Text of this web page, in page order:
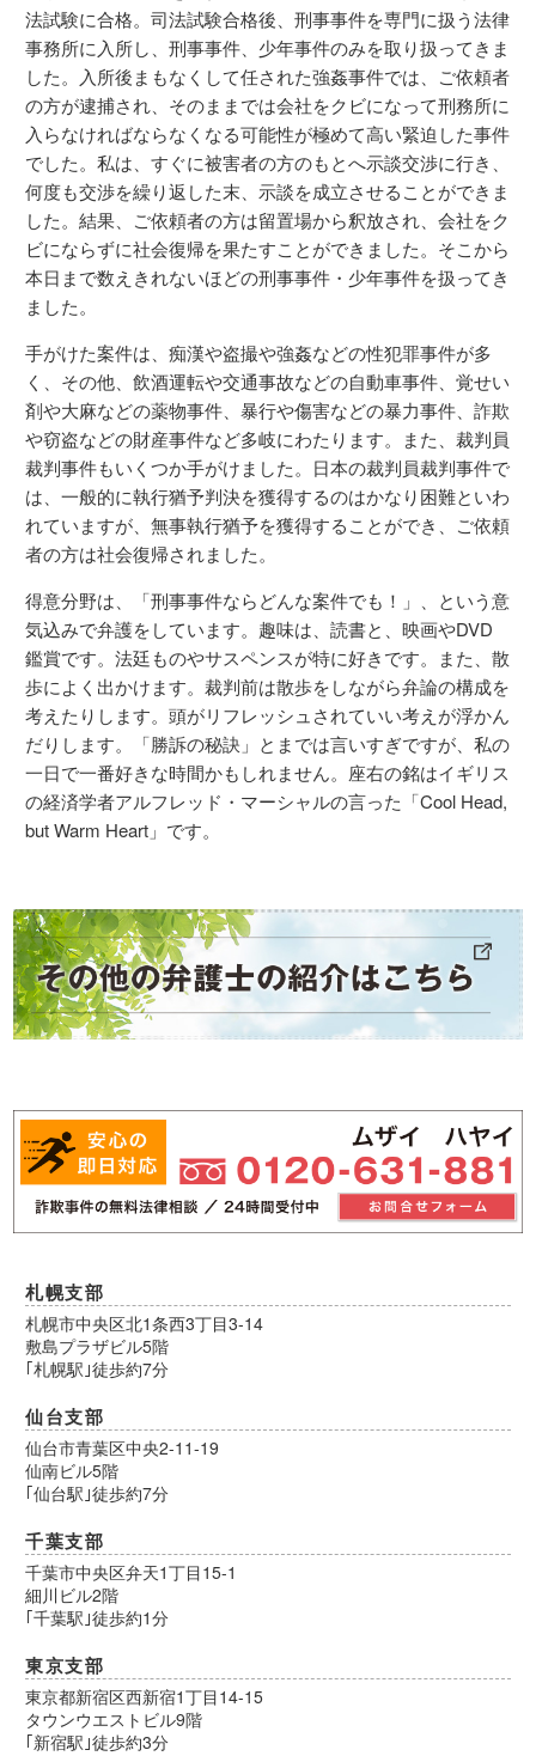
法試験に合格。司法試験合格後、刑事事件を専門に扱う法律
事務所に入所し、刑事事件、少年事件のみを取り扱ってきま
した。入所後まもなくして任された強姦事件では、ご依頼者
の方が逮捕され、そのままでは会社をクビになって刑務所に
入らなければならなくなる可能性が極めて高い緊迫した事件
でした。私は、すぐに被害者の方のもとへ示談交渉に行き、
何度も交渉を繰り返した末、示談を成立させることができま
した。結果、ご依頼者の方は留置場から釈放され、会社をク
ビにならずに社会復帰を果たすことができました。そこから
本日まで数えきれないほどの刑事事件・少年事件を扱ってき
ました。
手がけた案件は、痴漢や盗撮や強姦などの性犯罪事件が多
く、その他、飲酒運転や交通事故などの自動車事件、覚せい
剤や大麻などの薬物事件、暴行や傷害などの暴力事件、詐欺
や窃盗などの財産事件など多岐にわたります。また、裁判員
裁判事件もいくつか手がけました。日本の裁判員裁判事件で
は、一般的に執行猶予判決を獲得するのはかなり困難といわ
れていますが、無事執行猶予を獲得することができ、ご依頼
者の方は社会復帰されました。
得意分野は、「刑事事件ならどんな案件でも！」、という意
気込みで弁護をしています。趣味は、読書と、映画やDVD
鑑賞です。法廷ものやサスペンスが特に好きです。また、散
歩によく出かけます。裁判前は散歩をしながら弁論の構成を
考えたりします。頭がリフレッシュされていい考えが浮かん
だりします。「勝訴の秘訣」とまでは言いすぎですが、私の
一日で一番好きな時間かもしれません。座右の銘はイギリス
の経済学者アルフレッド・マーシャルの言った「Cool Head,
but Warm Heart」です。
札幌支部
札幌市中央区北1条西3丁目3-14
敷島プラザビル5階
｢札幌駅｣徒歩約7分
仙台支部
仙台市青葉区中央2-11-19
仙南ビル5階
｢仙台駅｣徒歩約7分
千葉支部
千葉市中央区弁天1丁目15-1
細川ビル2階
｢千葉駅｣徒歩約1分
東京支部
東京都新宿区西新宿1丁目14-15
タウンウエストビル9階
｢新宿駅｣徒歩約3分